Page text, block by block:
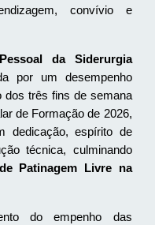
convívio e
da Siderurgia
por um desempenho
dos três fins de semana
de Formação de 2026,
dedicação, espírito de
técnica, culminando
Patinagem Livre na
do empenho das